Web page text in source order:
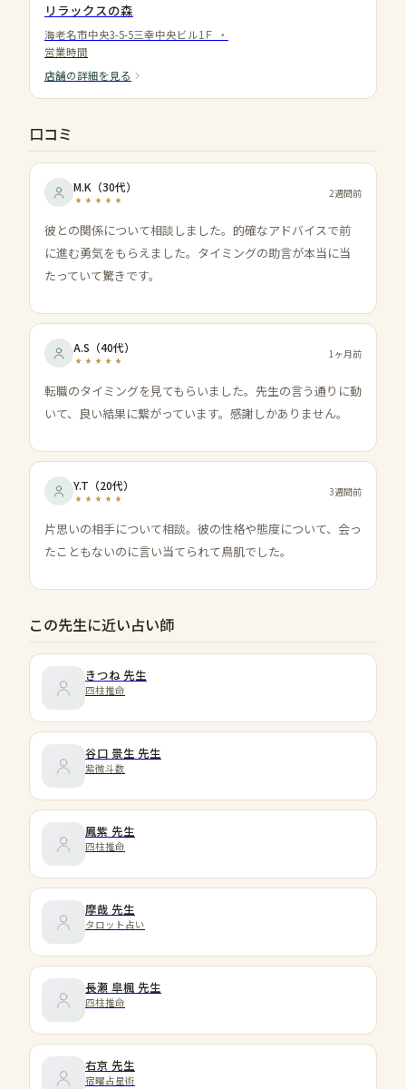
リラックスの森
海老名市中央3-5-5三幸中央ビル1Ｆ
・
営業時間
店舗の詳細を見る
口コミ
M.K （30代） 2週間前
彼との関係について相談しました。的確なアドバイスで前
に進む勇気をもらえました。タイミングの助言が本当に当
たっていて驚きです。
A.S （40代） 1ヶ月前
転職のタイミングを見てもらいました。先生の言う通りに動
いて、良い結果に繋がっています。感謝しかありません。
Y.T （20代） 3週間前
片思いの相手について相談。彼の性格や態度について、会っ
たこともないのに言い当てられて鳥肌でした。
この先生に近い占い師
きつね 先生
四柱推命
谷口 景生 先生
紫微斗数
鳳紫 先生
四柱推命
摩哉 先生
タロット占い
長瀬 皐楓 先生
四柱推命
右京 先生
宿曜占星術